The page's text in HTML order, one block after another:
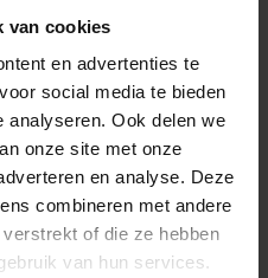
van cookies
en advertenties te
social media te bieden
analyseren. Ook delen we
onze site met onze
en analyse. Deze
combineren met andere
of die ze hebben
van hun services.